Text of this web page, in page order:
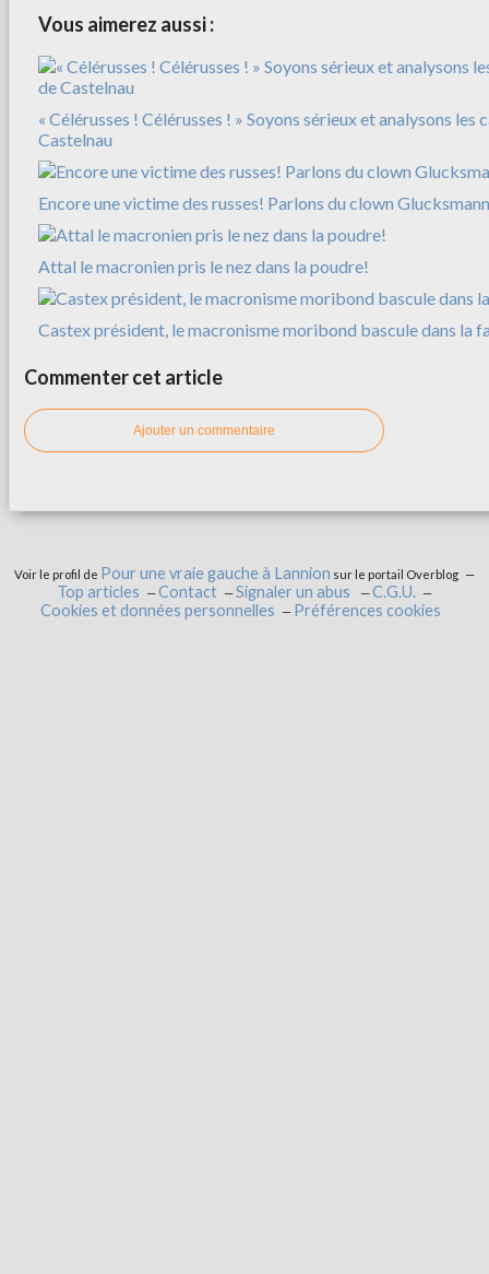
Vous aimerez aussi :
« Célérusses ! Célérusses ! » Soyons sérieux et analysons les
Castelnau
Encore une victime des russes! Parlons du clown Glucksmann
Attal le macronien pris le nez dans la poudre!
Castex président, le macronisme moribond bascule dans la
Commenter cet article
Ajouter un commentaire
Voir le profil de Pour une vraie gauche à Lannion sur le portail Overblog
Top articles Contact Signaler un abus
C.G.U.
Cookies et données personnelles
Préférences cookies